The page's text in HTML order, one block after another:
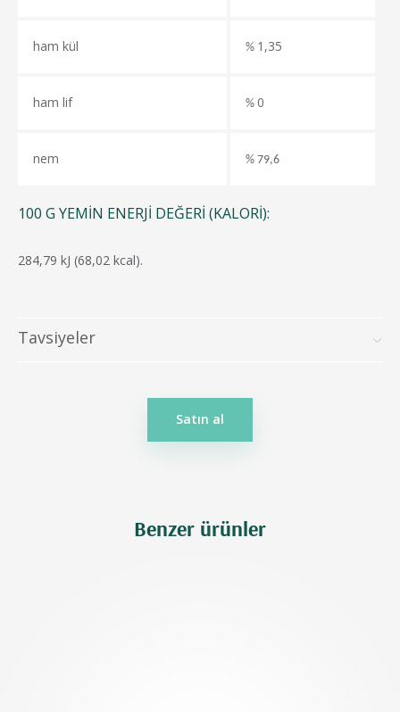
ham kül % 1,35
ham lif % 0
nem % 79,6
100 G YEMIN ENERJI DEĞERI (KALORI):
284,79 kJ (68,02 kcal).
Tavsiyeler
Satın al
Benzer ürünler